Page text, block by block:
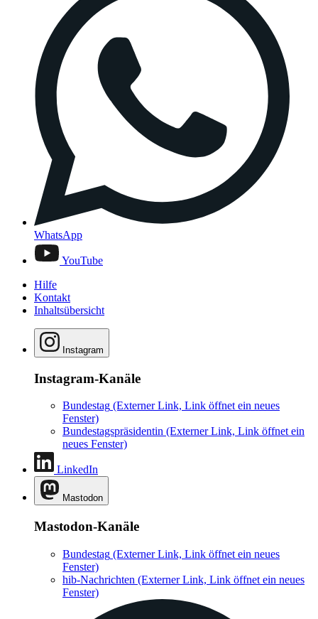
WhatsApp
YouTube
Hilfe
Kontakt
Inhaltsübersicht
Instagram
Instagram-Kanäle
Bundestag (Externer Link, Link öffnet ein neues
Fenster)
Bundestagspräsidentin (Externer Link, Link öffnet ein
neues Fenster)
LinkedIn
Mastodon
Mastodon-Kanäle
Bundestag (Externer Link, Link öffnet ein neues
Fenster)
hib-Nachrichten (Externer Link, Link öffnet ein neues
Fenster)